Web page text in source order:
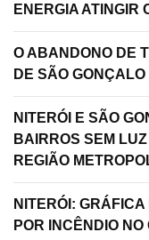
ENERGIA ATINGIR
O ABANDONO DE
DE SÃO
NITERÓI E SÃO
BAIRROS SEM
REGIÃO
NITERÓI:
POR INCÊNDIO